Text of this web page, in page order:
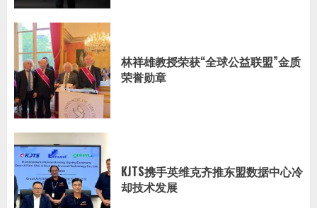
林祥雄教授荣获“全球公益联盟”金质
荣誉勋章
KJTS携手英维克齐推东盟数据中心冷
却技术发展